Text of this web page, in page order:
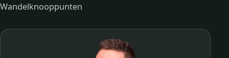
Wandelknooppunten